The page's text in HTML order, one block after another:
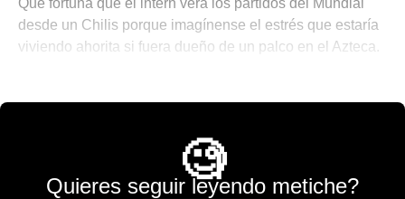
Qué fortuna que el intern verá los partidos del Mundial
desde un Chilis porque imagínense el estrés que estaría
viviendo ahorita si fuera dueño de un palco en el Azteca.
🧐
Quieres seguir leyendo metiche?